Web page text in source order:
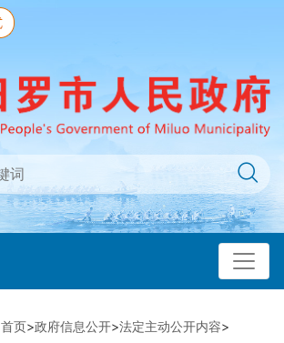
首页>政府信息公开>法定主动公开内容>